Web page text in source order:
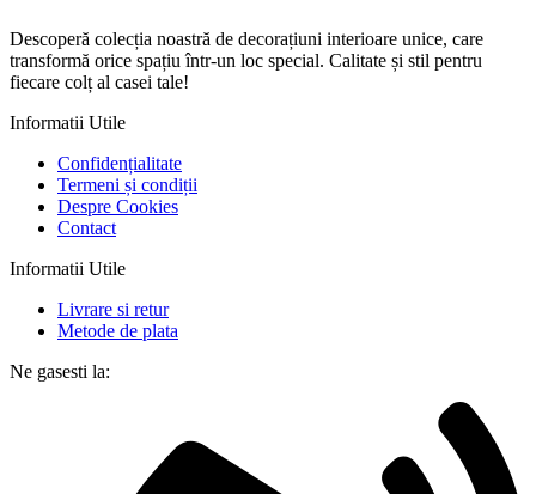
Descoperă colecția noastră de decorațiuni interioare unice, care
transformă orice spațiu într-un loc special. Calitate și stil pentru
fiecare colț al casei tale!
Informatii Utile
Confidențialitate
Termeni și condiții
Despre Cookies
Contact
Informatii Utile
Livrare si retur
Metode de plata
Ne gasesti la: